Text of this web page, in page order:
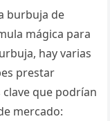
burbuja de
mágica para
hay varias
prestar
que podrían
mercado: